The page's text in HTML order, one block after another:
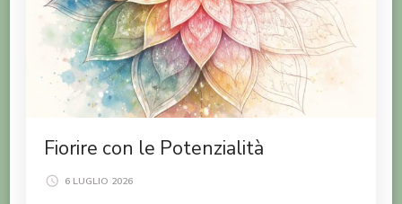
Fiorire con le Potenzialità
6 LUGLIO 2026